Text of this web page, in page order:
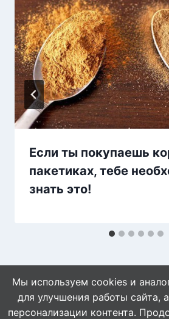
Если ты покупаешь
пакетиках, тебе
знать это!
Мы используем cookies и
для улучшения работы сайта,
персонализации контента.